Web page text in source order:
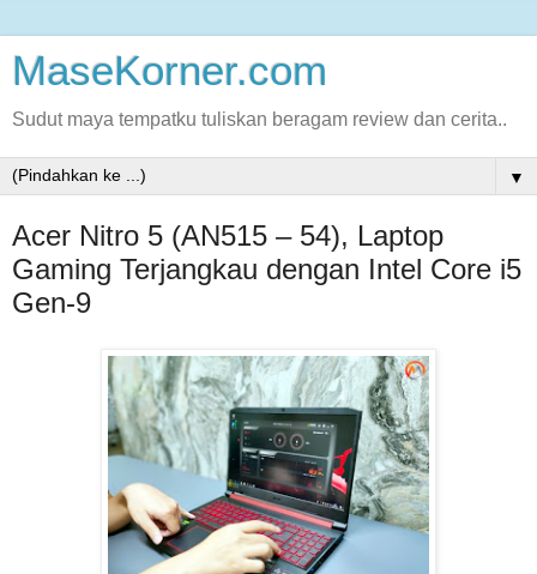
MaseKorner.com
Sudut maya tempatku tuliskan beragam review dan cerita..
▼
Acer Nitro 5 (AN515 – 54), Laptop
Gaming Terjangkau dengan Intel Core i5
Gen-9